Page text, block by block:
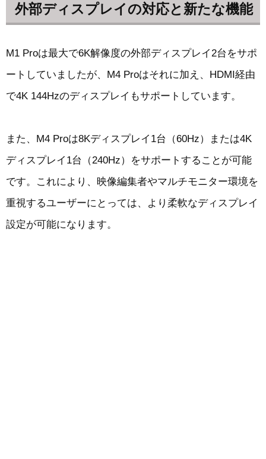
外部ディスプレイの対応と新たな機能
M1 Proは最大で6K解像度の外部ディスプレイ2台をサポ
ートしていましたが、M4 Proはそれに加え、HDMI経由
で4K 144Hzのディスプレイもサポートしています。
また、M4 Proは8Kディスプレイ1台（60Hz）または4K
ディスプレイ1台（240Hz）をサポートすることが可能
です。これにより、映像編集者やマルチモニター環境を
重視するユーザーにとっては、より柔軟なディスプレイ
設定が可能になります。